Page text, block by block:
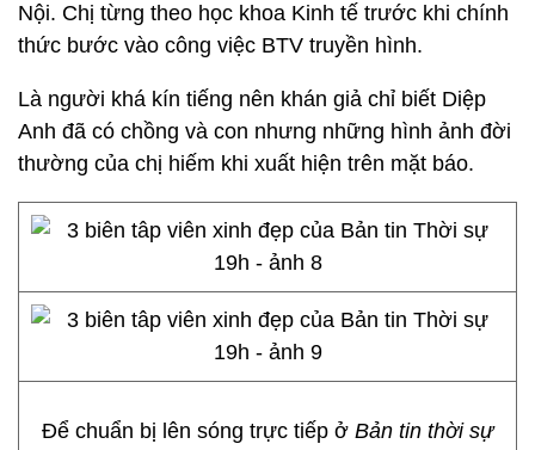
Nội. Chị từng theo học khoa Kinh tế trước khi chính
thức bước vào công việc BTV truyền hình.
Là người khá kín tiếng nên khán giả chỉ biết Diệp
Anh đã có chồng và con nhưng những hình ảnh đời
thường của chị hiếm khi xuất hiện trên mặt báo.
Để chuẩn bị lên sóng trực tiếp ở Bản tin thời sự